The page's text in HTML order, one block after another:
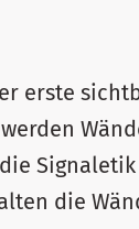
erste
die